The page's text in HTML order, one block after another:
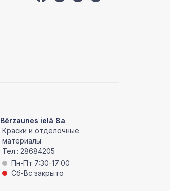
Bērzaunes ielā 8a
Краски и отделочные
материалы
Тел.: 28684205
Пн-Пт 7:30-17:00
Сб-Вс закрыто